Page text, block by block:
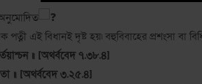
অনুমোদিত
এই বিধানই দৃষ্ট হয়৷ বহুবিবাহের প্রশংসা বা
॥ [অথর্ববেদ ৭.৩৮.৪]
॥ [অথর্ববেদ ৩.২৫.৪]